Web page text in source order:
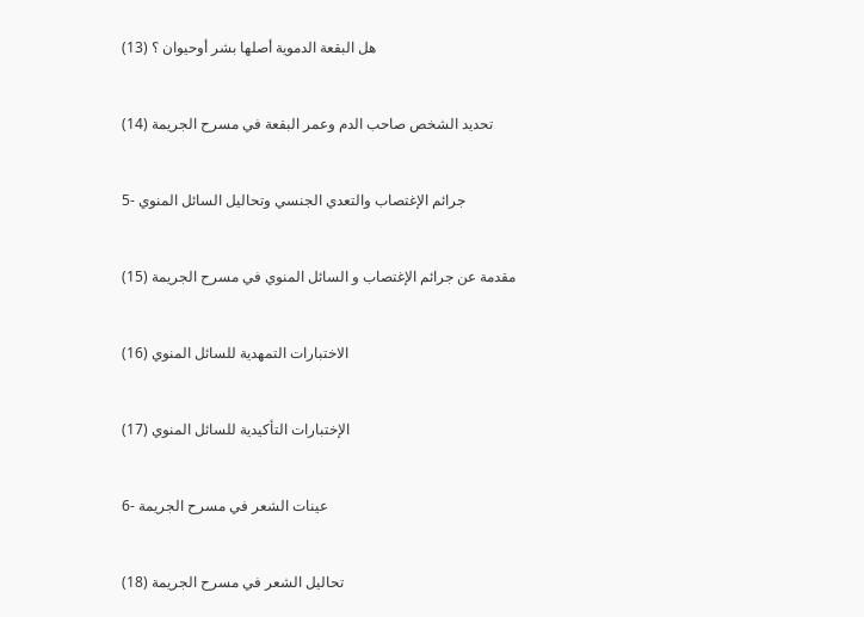
(13) هل البقعة الدموية أصلها بشر أوحيوان ؟
(14) تحديد الشخص صاحب الدم وعمر البقعة في مسرح الجريمة
5- جرائم الإغتصاب والتعدي الجنسي وتحاليل السائل المنوي
(15) مقدمة عن جرائم الإغتصاب و السائل المنوي في مسرح الجريمة
(16) الاختبارات التمهدية للسائل المنوي
(17) الإختبارات التأكيدية للسائل المنوي
6- عينات الشعر في مسرح الجريمة
(18) تحاليل الشعر في مسرح الجريمة